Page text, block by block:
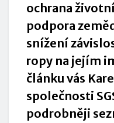
ochrana
podpora
snížení
ropy na jejím
článku vás
společnosti
podrobněji